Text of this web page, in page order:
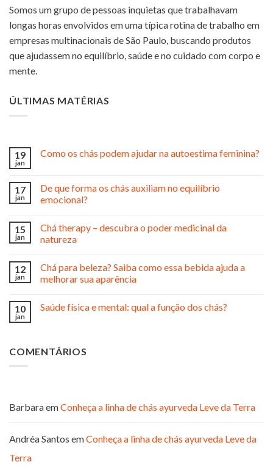
Somos um grupo de pessoas inquietas que trabalhavam
longas horas envolvidos em uma típica rotina de trabalho em
empresas multinacionais de São Paulo, buscando produtos
que ajudassem no equilíbrio, saúde e no cuidado com corpo e
mente.
ÚLTIMAS MATÉRIAS
19
jan
Como os chás podem ajudar na autoestima feminina?
17
jan
De que forma os chás auxiliam no equilíbrio
emocional?
15
jan
Chá therapy – descubra o poder medicinal da
natureza
12
jan
Chá para beleza? Saiba como essa bebida ajuda a
melhorar sua aparência
10
jan
Saúde física e mental: qual a função dos chás?
COMENTÁRIOS
BarbaraemConheça a linha de chás ayurveda Leve da Terra
Andréa Santos emConheça a linha de chás ayurveda Leve da
Terra